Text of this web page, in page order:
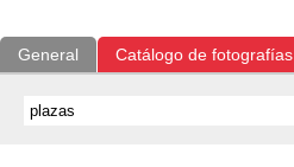
General Catálogo de fotografías